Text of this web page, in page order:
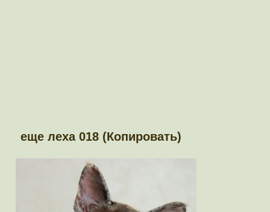
еще леха 018 (Копировать)